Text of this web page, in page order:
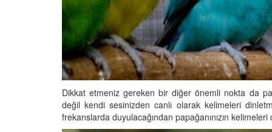
Dikkat etmeniz gereken bir diğer önemli nokta da
değil kendi sesinizden canlı olarak kelimeleri
frekanslarda duyulacağından papağanınızın